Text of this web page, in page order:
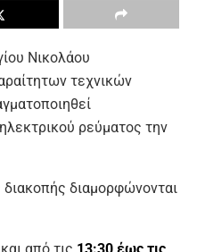
Νικολάου
τεχνικών
ρεύματος την
διαμορφώνονται